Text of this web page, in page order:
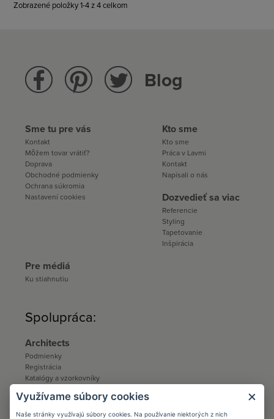
Zobrazené položky 1-4 z 4 celkom
Blog
Sme tu pre vás
Kontakt
Môžem tovar vrátiť?
Doprava
Obchodné podmienky
Ochrana súkromia
Nastavení cookies
Kto sme
Kto sme
Práca v Lavmi
Kontakt
Napísali o nás
Dozvedieť sa viac
Referencie
Styling
Tapetovanie
Inšpirácia
Pre médiá
Ku stiahnutiu
Spolupráca:
Architects
Podmienky
Registrácia
Katalógy a vzorkovníky
Distribúcia
Využívame súbory cookies
Naše stránky využívajú súbory cookies. Na používanie niektorých z nich